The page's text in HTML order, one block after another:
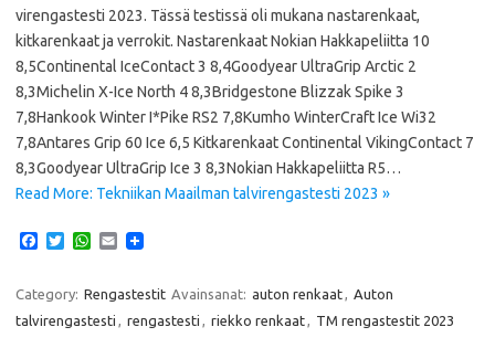
virengastesti 2023. Tässä testissä oli mukana nastarenkaat,
kitkarenkaat ja verrokit. Nastarenkaat Nokian Hakkapeliitta 10
8,5Continental IceContact 3 8,4Goodyear UltraGrip Arctic 2
8,3Michelin X-Ice North 4 8,3Bridgestone Blizzak Spike 3
7,8Hankook Winter I*Pike RS2 7,8Kumho WinterCraft Ice Wi32
7,8Antares Grip 60 Ice 6,5 Kitkarenkaat Continental VikingContact 7
8,3Goodyear UltraGrip Ice 3 8,3Nokian Hakkapeliitta R5…
Read More: Tekniikan Maailman talvirengastesti 2023 »
e
b
o
T
t
e
W
t
A
E
i
Category: Rengastestit Avainsanat: auton renkaat
Auton
talvirengastesti
rengastesti riekko renkaat TM rengastestit 2023